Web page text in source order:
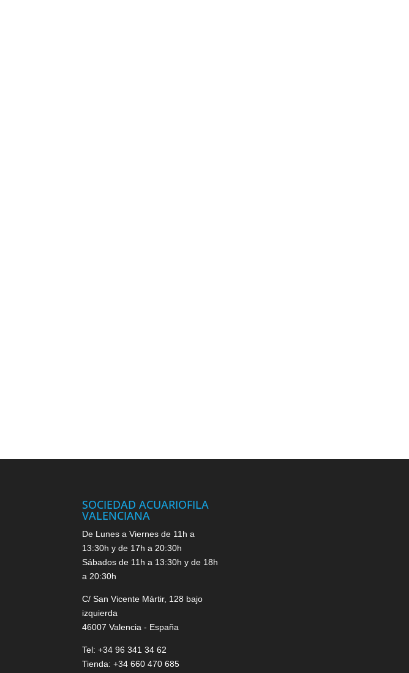
SOCIEDAD ACUARIOFILA
VALENCIANA
De Lunes a Viernes de 11h a
13:30h y de 17h a 20:30h
Sábados de 11h a 13:30h y de 18h
a 20:30h
C/ San Vicente Mártir, 128 bajo
izquierda
46007 Valencia - España
Tel: +34 96 341 34 62
Tienda: +34 660 470 685